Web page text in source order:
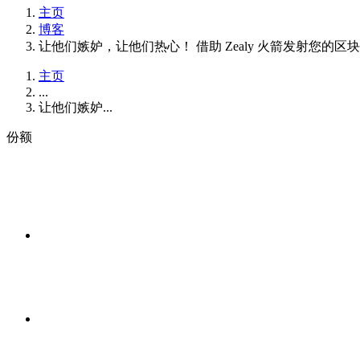
主页
博客
让他们嫉妒，让他们热心！ 借助 Zealy 火箭发射您的区
主页
...
让他们嫉妒...
份额